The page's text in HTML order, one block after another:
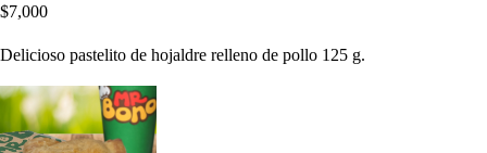
$7,000
Delicioso pastelito de hojaldre relleno de pollo 125 g.